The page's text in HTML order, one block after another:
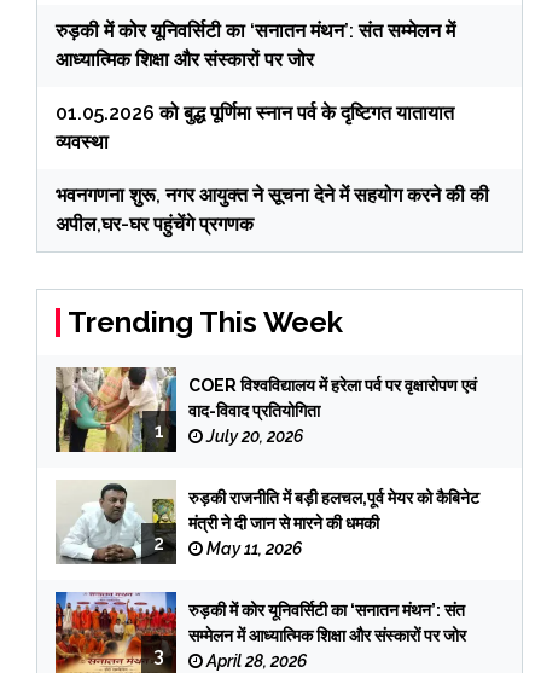
रुड़की में कोर यूनिवर्सिटी का ‘सनातन मंथन’: संत सम्मेलन में
आध्यात्मिक शिक्षा और संस्कारों पर जोर
01.05.2026 को बुद्ध पूर्णिमा स्नान पर्व के दृष्टिगत यातायात
व्यवस्था
भवनगणना शुरू, नगर आयुक्त ने सूचना देने में सहयोग करने की की
अपील,घर-घर पहुंचेंगे प्रगणक
Trending This Week
1
COER विश्वविद्यालय में हरेला पर्व पर वृक्षारोपण एवं
वाद-विवाद प्रतियोगिता
July 20, 2026
2
रुड़की राजनीति में बड़ी हलचल,पूर्व मेयर को कैबिनेट
मंत्री ने दी जान से मारने की धमकी
May 11, 2026
3
रुड़की में कोर यूनिवर्सिटी का ‘सनातन मंथन’: संत
सम्मेलन में आध्यात्मिक शिक्षा और संस्कारों पर जोर
April 28, 2026